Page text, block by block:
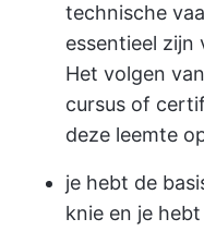
technische
essentieel zijn
Het volgen
cursus of
deze leemte
je hebt de
knie en je